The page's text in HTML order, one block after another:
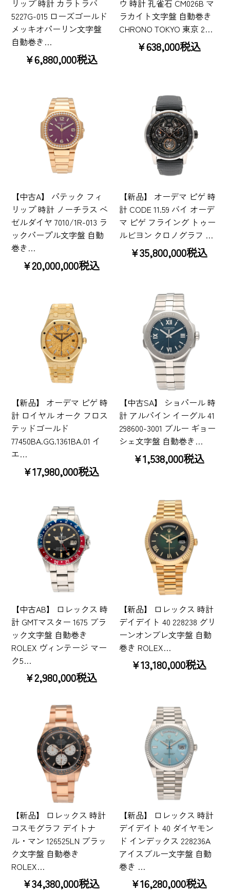
リップ 時計 カラトラバ
5227G-015 ローズゴールド
メッキオパーリン文字盤
自動巻き…
¥6,880,000税込
ウ 時計 孔雀石 CM026B マ
ラカイト文字盤 自動巻き
CHRONO TOKYO 東京 2…
¥638,000税込
【中古A】 パテック フィ
リップ 時計 ノーチラス ベ
ゼルダイヤ 7010/1R-013 ラ
ックパープル文字盤 自動
巻き…
¥20,000,000税込
【新品】 オーデマ ピゲ 時
計 CODE 11.59 バイ オーデ
マ ピゲ フライング トゥー
ルビヨン クロノグラフ …
¥35,800,000税込
【新品】 オーデマ ピゲ 時
計 ロイヤル オーク フロス
テッドゴールド
77450BA.GG.1361BA.01 イ
エ…
¥17,980,000税込
【中古SA】 ショパール 時
計 アルパイン イーグル 41
298600-3001 ブルー ギョー
シェ文字盤 自動巻き…
¥1,538,000税込
【中古AB】 ロレックス 時
計 GMTマスター 1675 ブラ
ック文字盤 自動巻き
ROLEX ヴィンテージ マー
ク5…
¥2,980,000税込
【新品】 ロレックス 時計
デイデイト 40 228238 グリ
ーンオンブレ文字盤 自動
巻き ROLEX…
¥13,180,000税込
【新品】 ロレックス 時計
コスモグラフ デイトナ
ル・マン 126525LN ブラッ
ク文字盤 自動巻き
ROLEX…
¥34,380,000税込
【新品】 ロレックス 時計
デイデイト 40 ダイヤモン
ド インデックス 228236A
アイスブルー文字盤 自動
巻き …
¥16,280,000税込